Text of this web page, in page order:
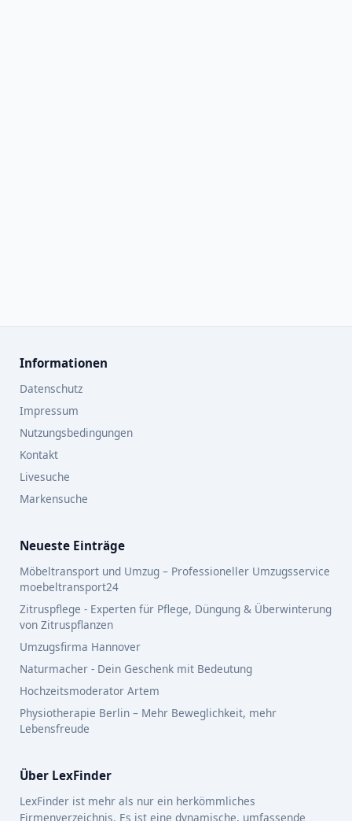
Informationen
Datenschutz
Impressum
Nutzungsbedingungen
Kontakt
Livesuche
Markensuche
Neueste Einträge
Möbeltransport und Umzug – Professioneller Umzugsservice
moebeltransport24
Zitruspflege - Experten für Pflege, Düngung & Überwinterung
von Zitruspflanzen
Umzugsfirma Hannover
Naturmacher - Dein Geschenk mit Bedeutung
Hochzeitsmoderator Artem
Physiotherapie Berlin – Mehr Beweglichkeit, mehr
Lebensfreude
Über LexFinder
LexFinder ist mehr als nur ein herkömmliches
Firmenverzeichnis. Es ist eine dynamische, umfassende